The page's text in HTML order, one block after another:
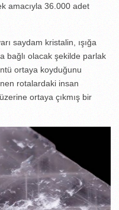
amacıyla 36.000 adet
saydam kristalin, ışığa
bağlı olacak şekilde parlak
ortaya koyduğunu
rotalardaki insan
ortaya çıkmış bir